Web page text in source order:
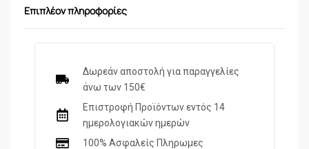
Επιπλέον πληροφορίες
Δωρεάν αποστολή για παραγγελίες
άνω των 150€
Επιστροφή Προϊόντων εντός 14
ημερολογιακών ημερών
100% Ασφαλείς Πληρωμες